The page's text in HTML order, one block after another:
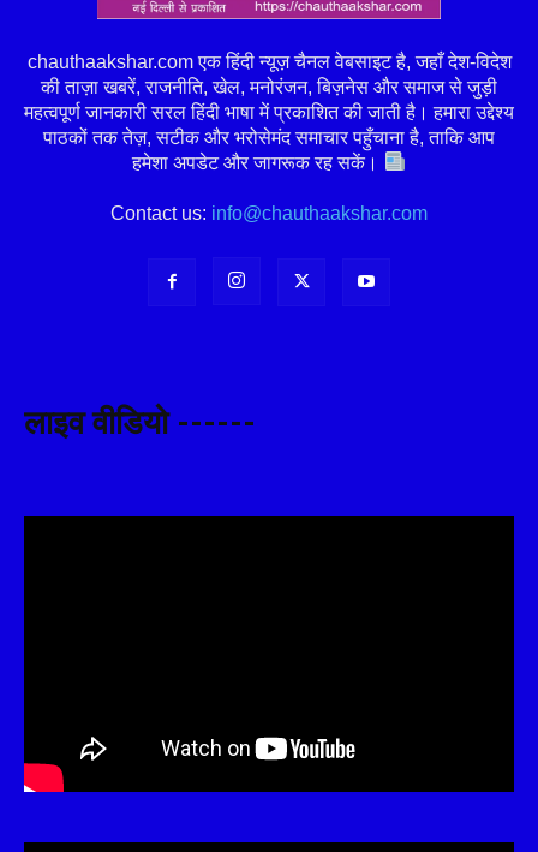
chauthaakshar.com एक हिंदी न्यूज़ चैनल वेबसाइट है, जहाँ देश-विदेश
की ताज़ा खबरें, राजनीति, खेल, मनोरंजन, बिज़नेस और समाज से जुड़ी
महत्वपूर्ण जानकारी सरल हिंदी भाषा में प्रकाशित की जाती है। हमारा उद्देश्य
पाठकों तक तेज़, सटीक और भरोसेमंद समाचार पहुँचाना है, ताकि आप
हमेशा अपडेट और जागरूक रह सकें।
Contact us: info@chauthaakshar.com
लाइव वीडियो ------